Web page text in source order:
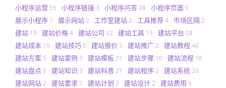
小程序运营 55 小程序链接 3 小程序问答28 小程序页面 5
展示小程序7 展示网站2 工作室建站2 工具推荐4 市场区隔2
建站 19 建站价格4 建站公司 22 建站工具 15 建站平台 28
建站成本 10 建站技巧 5 建站报价 5 建站推广2 建站教程40
建站方案 5 建站案例 7 建站模板 21 建站步骤 10 建站流程 18
建站盘点 6 建站知识 3 建站科普21 建站程序2 建站系统 33
建站网站2 建站要求2 建站计划 2 建站设计2 建站费用 5